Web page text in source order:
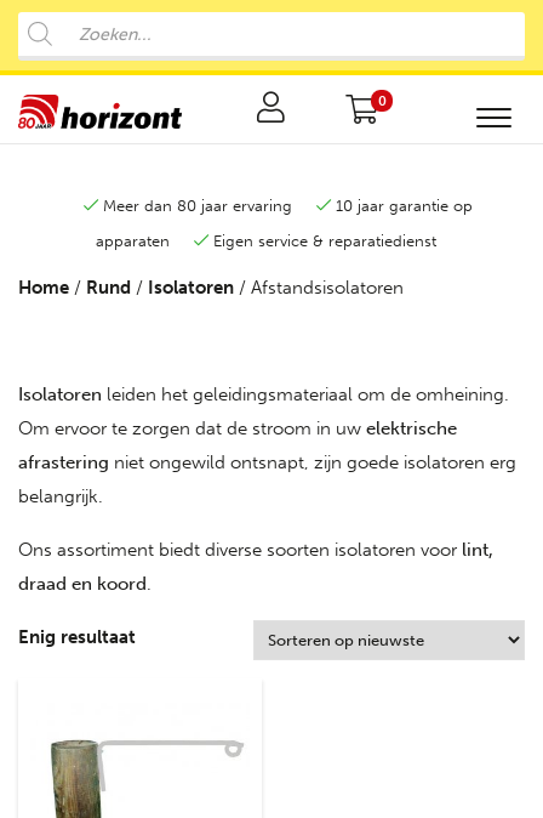
0
Meer dan 80 jaar ervaring
10 jaar garantie op
apparaten
Eigen service & reparatiedienst
Isolatoren leiden het geleidingsmateriaal om de omheining.
Om ervoor te zorgen dat de stroom in uw elektrische
afrastering niet ongewild ontsnapt, zijn goede isolatoren erg
belangrijk.
Ons assortiment biedt diverse soorten isolatoren voor lint,
draad en koord.
Enig resultaat
Home / Rund / Isolatoren / Afstandsisolatoren